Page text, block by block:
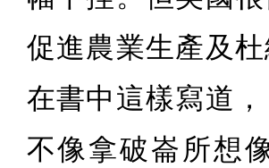
促進農業生產及
在書中這樣寫道
不像拿破崙所想